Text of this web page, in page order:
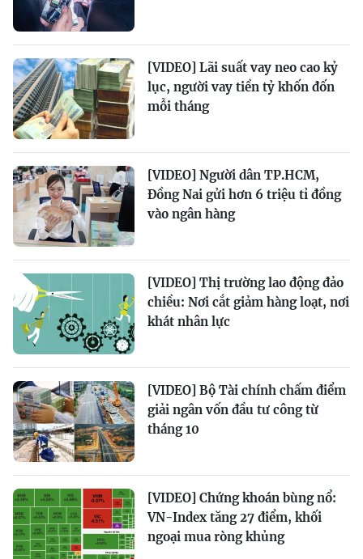
[VIDEO] Lãi suất vay neo cao kỷ
lục, người vay tiền tỷ khốn đốn
mỗi tháng
[VIDEO] Người dân TP.HCM,
Đồng Nai gửi hơn 6 triệu tỉ đồng
vào ngân hàng
[VIDEO] Thị trường lao động đảo
chiều: Nơi cắt giảm hàng loạt, nơi
khát nhân lực
[VIDEO] Bộ Tài chính chấm điểm
giải ngân vốn đầu tư công từ
tháng 10
[VIDEO] Chứng khoán bùng nổ:
VN-Index tăng 27 điểm, khối
ngoại mua ròng khủng